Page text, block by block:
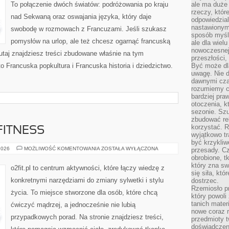
To połączenie dwóch światów: podróżowania po kraju
nad Sekwaną oraz oswajania języka, który daje
swobodę w rozmowach z Francuzami. Jeśli szukasz
pomysłów na urlop, ale też chcesz ogarnąć francuską
znajdziesz treści zbudowane właśnie na tym
Francuska popkultura i Francuska historia i dziedzictwo.
MOŻLIWOŚĆ KOMENTOWANIA ZUMBA
FITNESS
ZOSTAŁA WYŁĄCZONA
o2fit.pl to centrum aktywności, które łączy wiedzę z
konkretnymi narzędziami do zmiany sylwetki i stylu
życia. To miejsce stworzone dla osób, które chcą
ćwiczyć mądrzej, a jednocześnie nie lubią
przypadkowych porad. Na stronie znajdziesz treści,
ale ma
rzeczy,
sposób
ale dla
Być może
uwagę. Nie
dawnymi
rozumiemy
bardziej
otoczenia,
sezonie.
zbudować
korzystać.
wyjątkowo
być
przesady.
obrobione,
który zna
się siła,
dostrzec.
Rzemiosło
który
tanich
nowe coraz
przedmioty